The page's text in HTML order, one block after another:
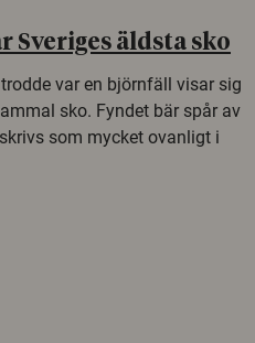
Sveriges äldsta sko
var en björnfäll visar sig
sko. Fyndet bär spår av
som mycket ovanligt i